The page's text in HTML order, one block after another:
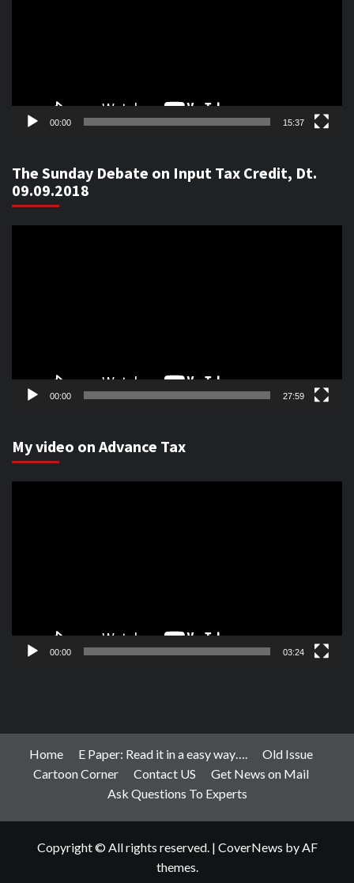
00:00 15:37
The Sunday Debate on Input Tax Credit, Dt.
09.09.2018
00:00 27:59
My video on Advance Tax
00:00 03:24
Home E Paper: Read it in a easy way….
Old Issue
Cartoon Corner
Contact US
Get News on Mail
Ask Questions To Experts
Copyright © All rights reserved. | CoverNews by AF
themes.